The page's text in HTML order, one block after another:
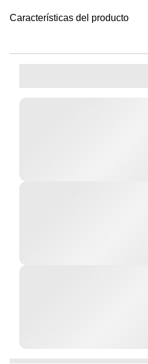
Características del producto